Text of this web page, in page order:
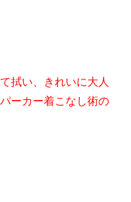
拭い、 きれいに大人
ーカー着こなし術の